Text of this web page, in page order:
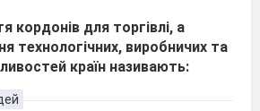
кордонів для торгівлі, а
технологічних, виробничих та
країн називають: